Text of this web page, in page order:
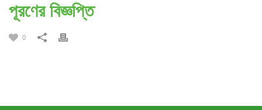
পূরণের বিজ্ঞপ্তি
0